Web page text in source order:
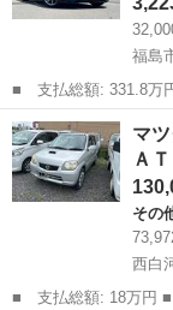
福島
■ 支払総額: 331.8万円 ■ 車両本体価格： 3,223,000 円 ■ メーカ
ー名： マツダ ■ 車
ＶＳ 純正フロアマッ
ＶＤ／Ｃ...
福島 福島市
マ
Ａ
その
西白
■ 支払総額: 18万円 ■ 車両本体価格： 130,000 円 ■ メーカー